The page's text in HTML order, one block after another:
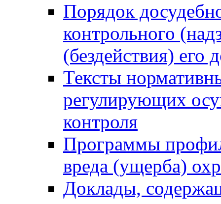
Порядок
контрольного
(бездействия)
Тексты
регулирующих
контроля
Программы
вреда (ущерба)
Доклады,